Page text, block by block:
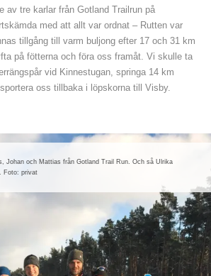
av tre karlar från Gotland Trailrun på
med att allt var ordnat – Rutten var
tillgång till varm buljong efter 17 och 31 km
på fötterna och föra oss framåt. Vi skulle ta
vid Kinnestugan, springa 14 km
oss tillbaka i löpskorna till Visby.
Johan och Mattias från Gotland Trail Run. Och så Ulrika
Foto: privat